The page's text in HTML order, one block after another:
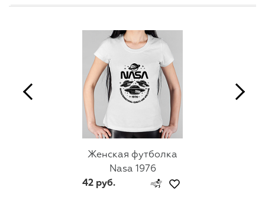
Женская футболка
Nasa 1976
42 руб.